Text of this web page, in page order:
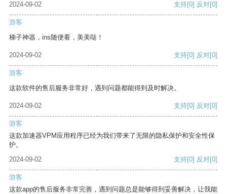
2024-09-02 支持[0] 反对[0]
游客
梯子神器，ins随便看，美美哒！
2024-09-02 支持[0] 反对[0]
游客
这款软件的售后服务非常好，遇到问题都能得到及时解决。
2024-09-02 支持[0] 反对[0]
游客
这款加速器VPM应用程序已经为我们带来了无限的隐私保护和安全性保
护。
2024-09-02
支持[0] 反对[0]
游客
这款app的售后服务非常完善，遇到问题总是能够得到妥善解决，让我能